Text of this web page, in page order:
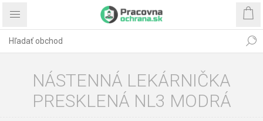
NÁSTENNÁ LEKÁRNIČKA
PRESKLENÁ NL3 MODRÁ